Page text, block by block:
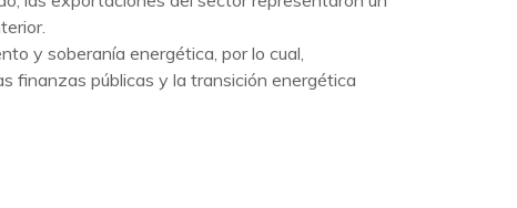
y soberanía energética, por lo cual,
finanzas públicas y la transición energética